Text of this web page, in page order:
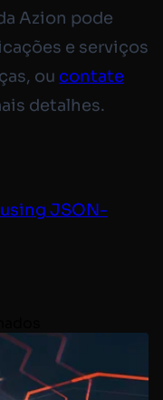
Azion pode
e serviços
ou contate
detalhes.
JSON-